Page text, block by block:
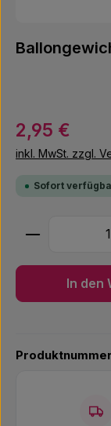
Regulärer Preis:
2,95 €
inkl. MwSt. zzgl.
Sofort
Produkt
In den